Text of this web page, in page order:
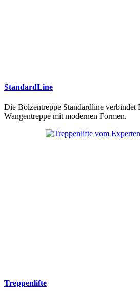
StandardLine
Die Bolzentreppe Standardline verbindet
Wangentreppe mit modernen Formen.
Treppenlifte